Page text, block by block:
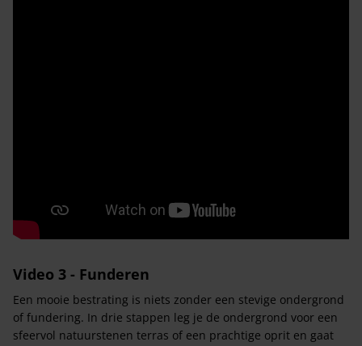
Video 3 - Funderen
Een mooie bestrating is niets zonder een stevige ondergrond
of fundering. In drie stappen leg je de ondergrond voor een
sfeervol natuurstenen terras of een prachtige oprit en gaat